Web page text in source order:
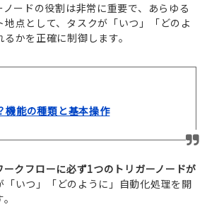
ードの役割は非常に重要で、あらゆる
地点として、タスクが「いつ」「どのよ
かを正確に制御します。
機能の種類と基本操作
ークフローに必ず1つのトリガーノードが
「いつ」「どのように」自動化処理を開